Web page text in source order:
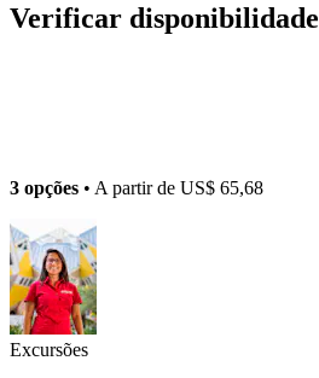
Verificar disponibilidade
3 opções • A partir de US$ 65,68
Excursões